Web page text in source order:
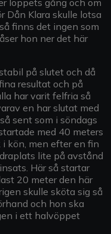
loppets gång och om
Dån Klara skulle lotsa
finns det ingen som
hon ner det här
på slutet och då
resultat och på
har varit felfria så
en har slutat med
sent som i söndags
med 40 meters
kön, men efter en fin
lite på avstånd
Här så startar
20 meter den här
skulle sköta sig så
och hon ska
i ett halvöppet